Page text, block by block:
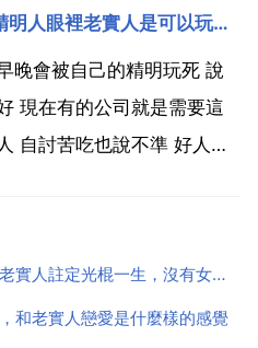
現在這個社會 老實人也的
但這些都是其次的 重...
這個社會不歡迎老實人，精明人眼裡老實人是可以玩玩的，一些是認為老實人笨蛋可以欺負的，也學不會圓
晚會被自己的精明玩死 說
現在有的公司就是需要這
自討苦吃也說不準 好人有
不喜歡老實人 而是需要平
什麼樣的人是老實人，難道說老實人註定光棍一生，沒有女生喜歡嗎
和老實人戀愛是什麼樣的感覺